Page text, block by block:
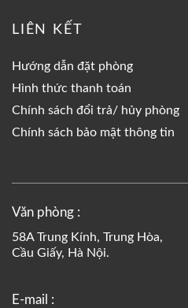
LIÊN KẾT
Hướng dẫn đặt phòng
Hình thức thanh toán
Chính sách đổi trả/ hủy phòng
Chính sách bảo mật thông tin
Văn phòng :
58A Trung Kính, Trung Hòa,
Cầu Giấy, Hà Nội.
E-mail :